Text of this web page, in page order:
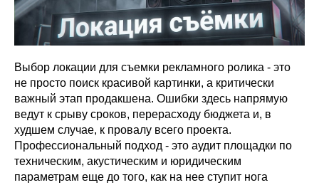
Выбор локации для съемки рекламного ролика - это
не просто поиск красивой картинки, а критически
важный этап продакшена. Ошибки здесь напрямую
ведут к срыву сроков, перерасходу бюджета и, в
худшем случае, к провалу всего проекта.
Профессиональный подход - это аудит площадки по
техническим, акустическим и юридическим
параметрам еще до того, как на нее ступит нога